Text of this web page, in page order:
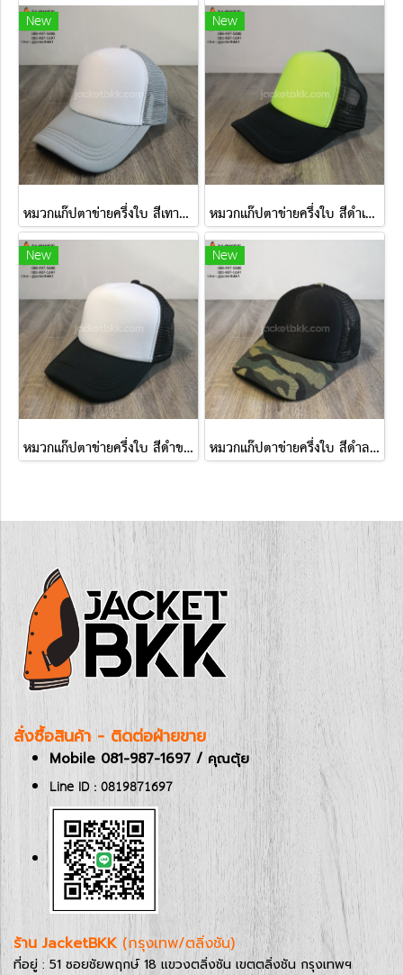
New
หมวกแก๊ปตาข่ายครึ่งใบ สีเทาขาว
New
หมวกแก๊ปตาข่ายครึ่งใบ สีดำเหลืองสะท้อนแสง
New
หมวกแก๊ปตาข่ายครึ่งใบ สีดำขาว
New
หมวกแก๊ปตาข่ายครึ่งใบ สีดำลายทหาร
สั่งซื้อสินค้า - ติดต่อฝ่ายขาย
Mobile 081-987-1697 / คุณตุ้ย
Line ID : 0819871697
ร้าน JacketBKK (กรุงเทพ/ตลิ่งชัน)
ที่อยู่ : 51 ซอยชัยพฤกษ์ 18 แขวงตลิ่งชัน เขตตลิ่งชัน กรุงเทพฯ